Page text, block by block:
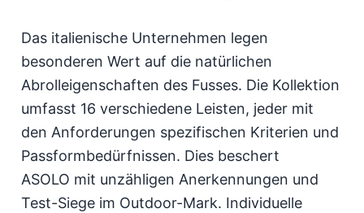
Das italienische Unternehmen legen
besonderen Wert auf die natürlichen
Abrolleigenschaften des Fusses. Die Kollektion
umfasst 16 verschiedene Leisten, jeder mit
den Anforderungen spezifischen Kriterien und
Passformbedürfnissen. Dies beschert
ASOLO mit unzähligen Anerkennungen und
Test-Siege im Outdoor-Mark. Individuelle